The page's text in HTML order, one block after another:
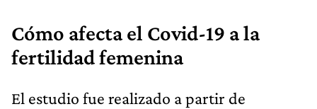
Cómo afecta el Covid-19 a la
fertilidad femenina
El estudio fue realizado a partir de